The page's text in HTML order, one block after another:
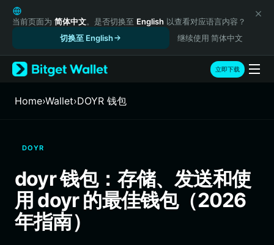
English
日本語
Русский
Español (Latinoamérica)
Türkçe
Italiano
繁體中文
Português (Portugal)
Bahasa Indonesia
ภาษาไทย
हिन्दी
当前页面为 简体中文。是否切换至 English 以查看对应语言内容？
切换至 English
继续使用 简体中文
立即下载
Home›Wallet›DOYR 钱包
DOYR
doyr 钱包：存储、发送和使
用 doyr 的最佳钱包（2026
年指南）